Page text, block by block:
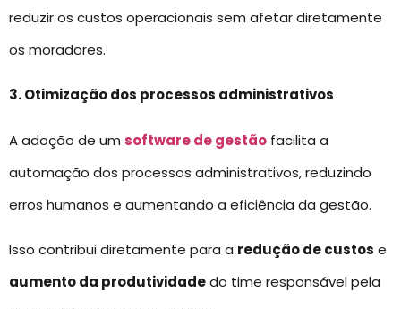
reduzir os custos operacionais sem afetar diretamente
os moradores.
3. Otimização dos processos administrativos
A adoção de um software de gestão facilita a
automação dos processos administrativos, reduzindo
erros humanos e aumentando a eficiência da gestão.
Isso contribui diretamente para a redução de custos e
aumento da produtividadedo time responsável pela